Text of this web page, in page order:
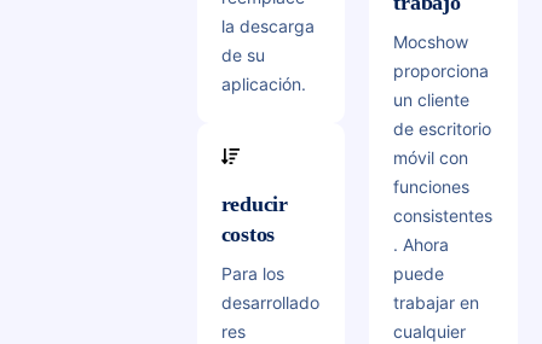
la descarga
de su
aplicación.
reducir
costos
Para los
desarrollado
res
Mocshow
proporciona
un cliente
de escritorio
móvil con
funciones
consistentes
. Ahora
puede
trabajar en
cualquier